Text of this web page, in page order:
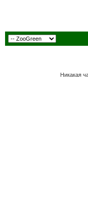
Никакая